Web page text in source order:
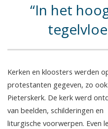
In het
Kerken en kloosters werden
protestanten gegeven, zo
Pieterskerk. De kerk werd
van beelden, schilderingen en
liturgische voorwerpen. Even